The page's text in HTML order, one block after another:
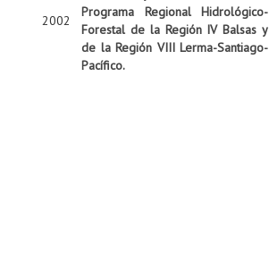
2002
Programa Regional Hidrológico-
Forestal de la Región IV Balsas y
de la Región VIII Lerma-Santiago-
Pacífico.